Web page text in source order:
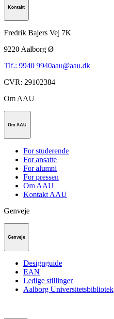
Kontakt
Fredrik Bajers Vej 7K
9220Aalborg Ø
Tlf.: 9940 9940aau@aau.dk
CVR: 29102384
Om AAU
Om AAU
For studerende
For ansatte
For alumni
For pressen
Om AAU
Kontakt AAU
Genveje
Genveje
Designguide
EAN
Ledige stillinger
Aalborg Universitetsbibliotek